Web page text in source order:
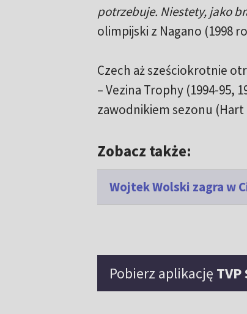
potrzebuje. Niestety, jako
olimpijski z Nagano (1998
Czech aż sześciokrotnie
– Vezina Trophy (1994-95,
zawodnikiem sezonu (Hart
Zobacz także:
Wojtek Wolski zagra w
Pobierz aplikację TVP